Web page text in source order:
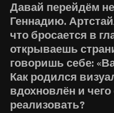
Давай перейдём
Геннадию.
что бросается в
открываешь
говоришь себе:
Как родился
вдохновлён и чего
реализовать?